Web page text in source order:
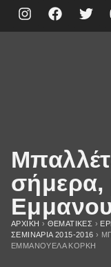
σήμερα,
ΑΡΧΙΚΉ › ΘΕΜΑΤΙΚΈΣ ›
ΣΕΜΙΝΑΡΙA 2015-2016 ›
ΕΜΜΑΝΟΥΈΛΑ ΚΟΡΚΉ